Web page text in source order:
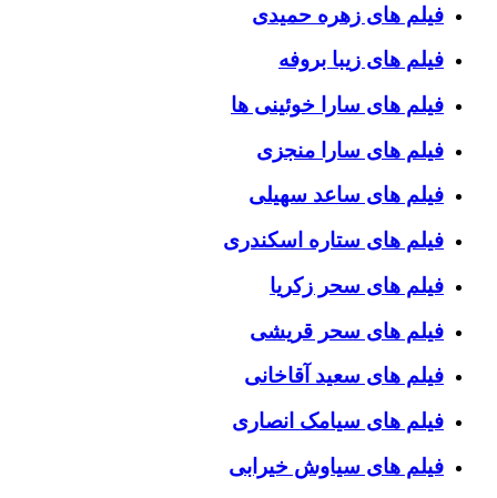
فیلم های زهره حمیدی
فیلم های زیبا بروفه
فیلم های سارا خوئینی ها
فیلم های سارا منجزی
فیلم های ساعد سهیلی
فیلم های ستاره اسکندری
فیلم های سحر زکریا
فیلم های سحر قریشی
فیلم های سعید آقاخانی
فیلم های سیامک انصاری
فیلم های سیاوش خیرابی